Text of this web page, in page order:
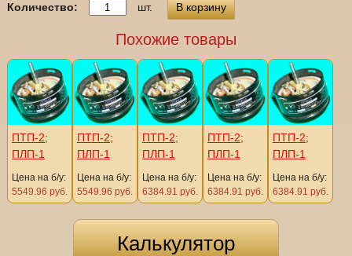
Количество: шт. В корзину
Похожие товары
ПТП-2;
ПЛП-1
Цена на б/у:
5549.96 руб.
ПТП-2;
ПЛП-1
Цена на б/у:
5549.96 руб.
ПТП-2;
ПЛП-1
Цена на б/у:
6384.91 руб.
ПТП-2;
ПЛП-1
Цена на б/у:
6384.91 руб.
ПТП-2;
ПЛП-1
Цена на б/у:
6384.91 руб.
Калькулятор